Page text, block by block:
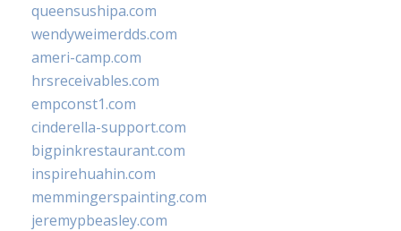
queensushipa.com
wendyweimerdds.com
ameri-camp.com
hrsreceivables.com
empconst1.com
cinderella-support.com
bigpinkrestaurant.com
inspirehuahin.com
memmingerspainting.com
jeremypbeasley.com